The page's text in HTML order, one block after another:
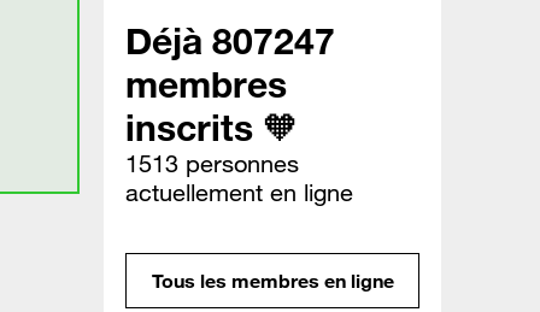
Déjà 807247
membres
inscrits 🧡
1513 personnes
actuellement en ligne
Tous les membres en ligne